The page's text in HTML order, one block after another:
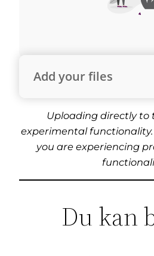
Add your files
Uploading directly to
experimental
you are experiencing
Du kan